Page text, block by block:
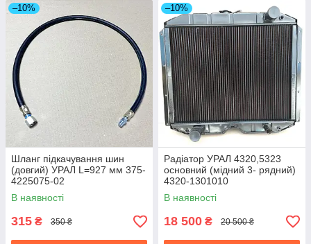
–10%
Шланг підкачування шин
(довгий) УРАЛ L=927 мм 375-
4225075-02
В наявності
315 ₴ 350 ₴
–10%
Радіатор УРАЛ 4320,5323
основний (мідний 3- рядний)
4320-1301010
В наявності
18 500 ₴ 20 500 ₴